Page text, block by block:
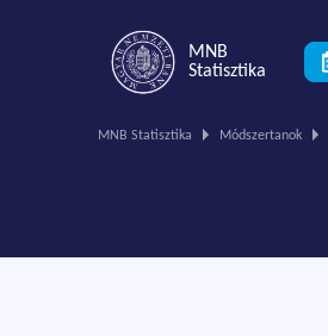
MNB
Statisztika
Ön
MNB Statisztika Módszertanok